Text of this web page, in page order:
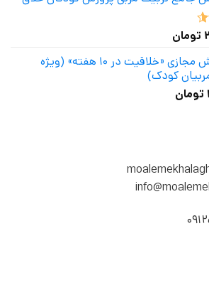
تومان
دوره آموزش مجازی «خلاقیت در ۱۰ هفته» (ویژه
کودک)
تومان